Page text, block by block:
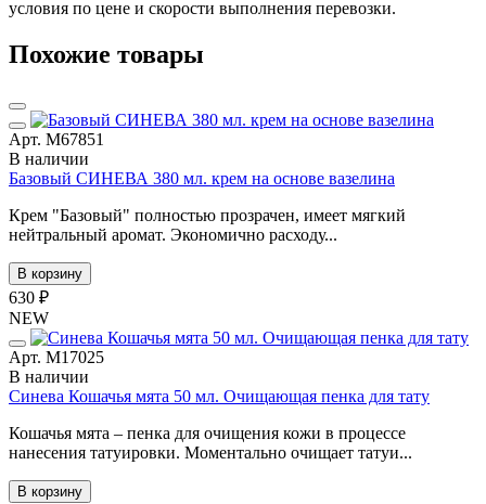
условия по цене и скорости выполнения перевозки.
Похожие товары
Арт. М67851
В наличии
Базовый СИНЕВА 380 мл. крем на основе вазелина
Крем "Базовый" полностью прозрачен, имеет мягкий
нейтральный аромат. Экономично расходу...
В корзину
630 ₽
NEW
Арт. М17025
В наличии
Синева Кошачья мята 50 мл. Очищающая пенка для тату
Кошачья мята – пенка для очищения кожи в процессе
нанесения татуировки. Моментально очищает татуи...
В корзину